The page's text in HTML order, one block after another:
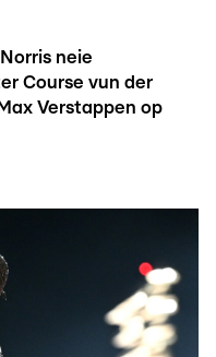
neie
Course vun der
Verstappen op